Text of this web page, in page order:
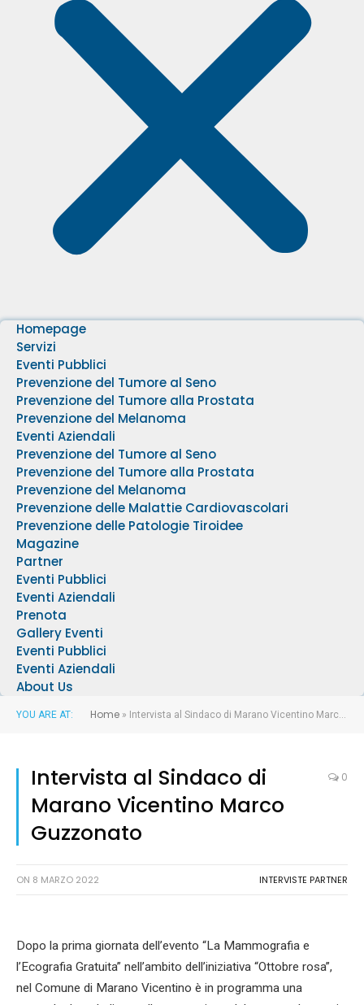
Homepage
Servizi
Eventi Pubblici
Prevenzione del Tumore al Seno
Prevenzione del Tumore alla Prostata
Prevenzione del Melanoma
Eventi Aziendali
Prevenzione del Tumore al Seno
Prevenzione del Tumore alla Prostata
Prevenzione del Melanoma
Prevenzione delle Malattie Cardiovascolari
Prevenzione delle Patologie Tiroidee
Magazine
Partner
Eventi Pubblici
Eventi Aziendali
Prenota
Gallery Eventi
Eventi Pubblici
Eventi Aziendali
About Us
YOU ARE AT: Home » Intervista al Sindaco di Marano Vicentino Marco Guzzonato
Intervista al Sindaco di
Marano Vicentino Marco
Guzzonato
0
ON 8 MARZO 2022 INTERVISTE PARTNER
Dopo la prima giornata dell’evento “La Mammografia e
l’Ecografia Gratuita” nell’ambito dell’iniziativa “Ottobre rosa”,
nel Comune di Marano Vicentino è in programma una